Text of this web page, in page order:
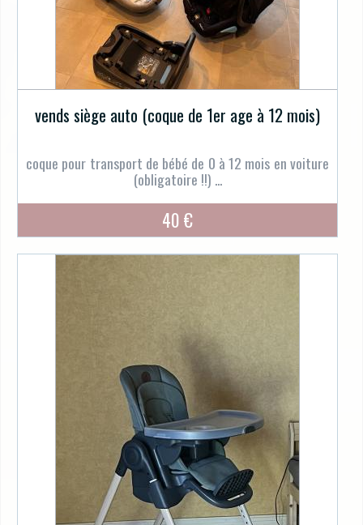
vends siège auto (coque de 1er age à 12 mois)
coque pour transport de bébé de 0 à 12 mois en voiture
(obligatoire !!) ...
40 €